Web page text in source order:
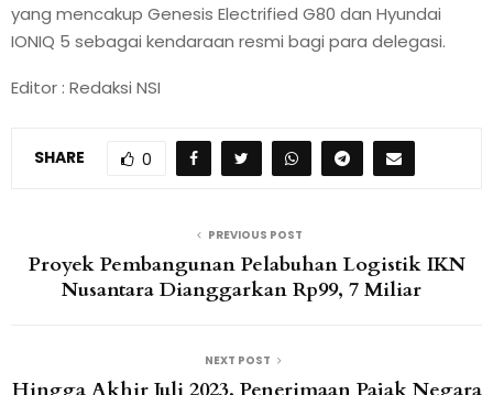
yang mencakup Genesis Electrified G80 dan Hyundai
IONIQ 5 sebagai kendaraan resmi bagi para delegasi.
Editor : Redaksi NSI
SHARE 0
PREVIOUS POST
Proyek Pembangunan Pelabuhan Logistik IKN
Nusantara Dianggarkan Rp99, 7 Miliar
NEXT POST